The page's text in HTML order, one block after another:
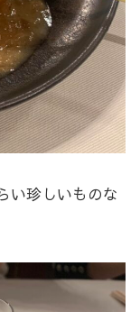
い珍しいものな